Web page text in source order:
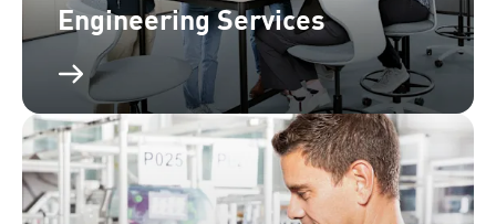
Engineering Services